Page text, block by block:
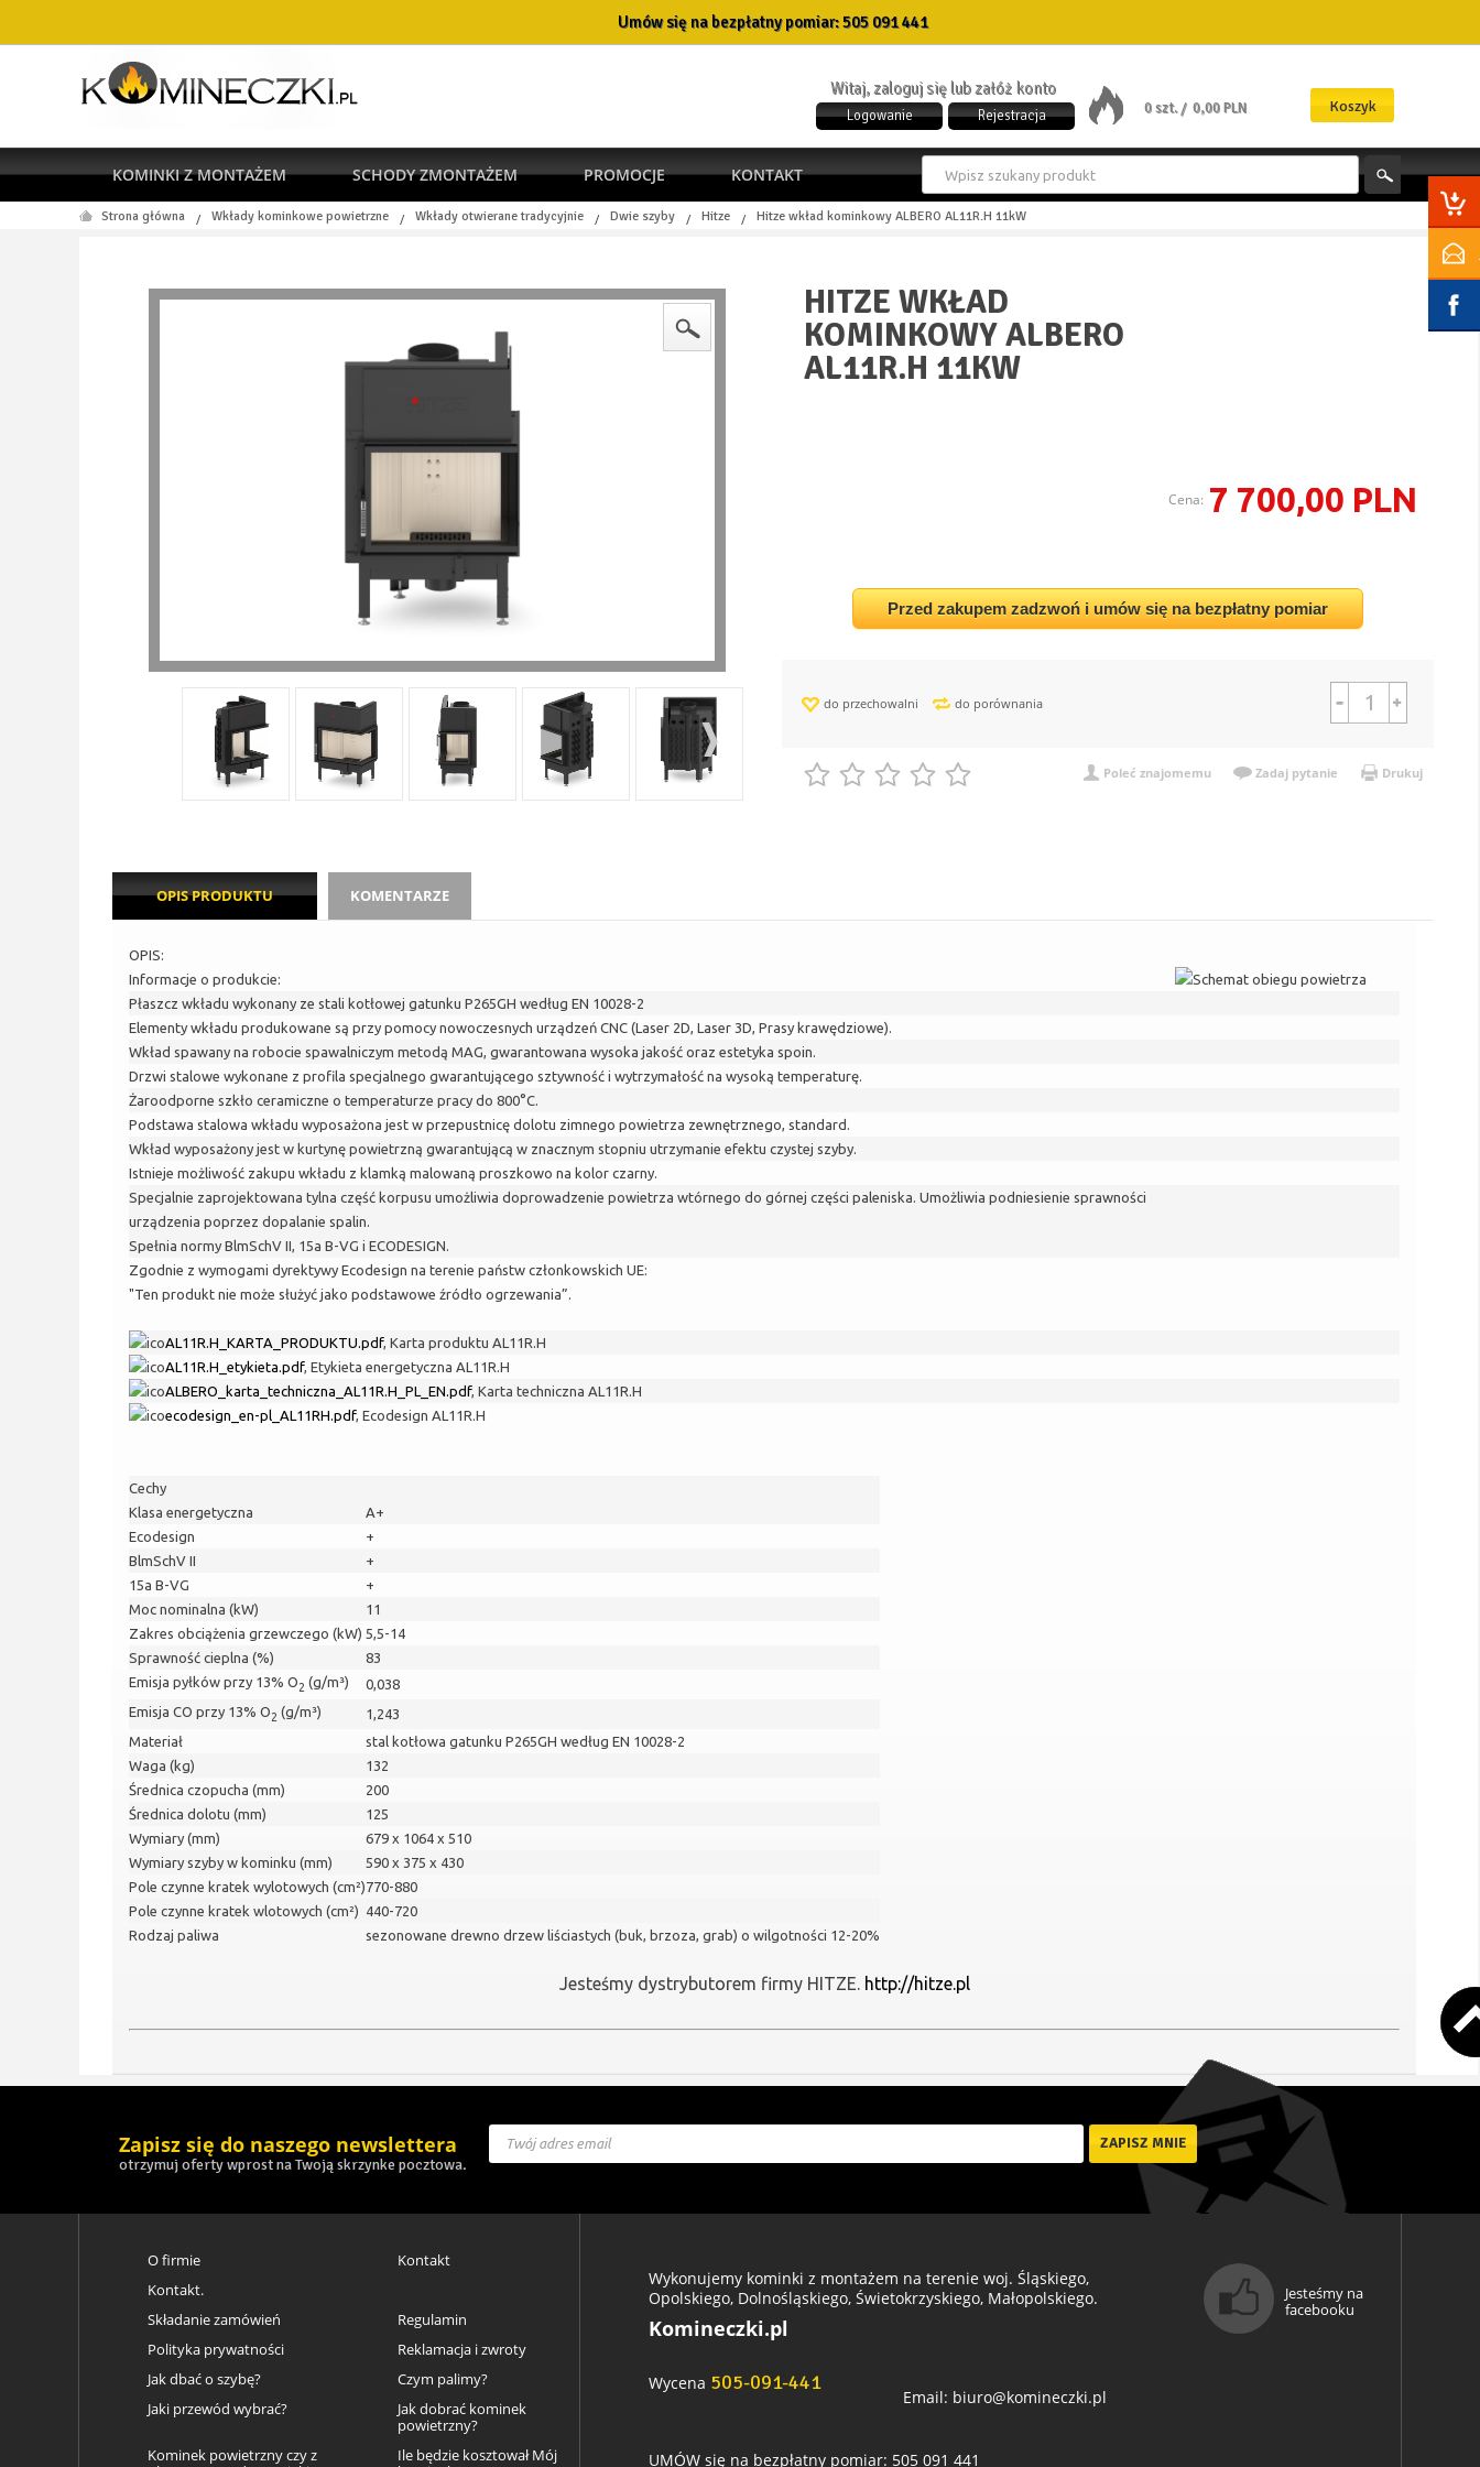
Umów się na bezpłatny pomiar:505 091 441
0 szt. / 0,00 PLN Koszyk
Witaj, zaloguj się lub załóż konto
Rejestracja
Logowanie
KOMINKI Z MONTAŻEM SCHODY ZMONTAŻEM PROMOCJE KONTAKT
RODO
Strona główna / Wkłady kominkowe powietrzne / Wkłady otwierane tradycyjnie / Dwie szyby / Hitze / Hitze wkład kominkowy ALBERO AL11R.H 11kW
HITZE WKŁAD
KOMINKOWY ALBERO
AL11R.H 11KW
Cena: 7 700,00 PLN
Przed zakupem zadzwoń i umów się na bezpłatny pomiar
do przechowalni do porównania
Poleć znajomemu Zadaj pytanie Drukuj
OPIS PRODUKTU KOMENTARZE
OPIS:
Informacje o produkcie:
Płaszcz wkładu wykonany ze stali kotłowej gatunku P265GH według EN 10028-2
Elementy wkładu produkowane są przy pomocy nowoczesnych urządzeń CNC (Laser 2D, Laser 3D, Prasy krawędziowe).
Wkład spawany na robocie spawalniczym metodą MAG, gwarantowana wysoka jakość oraz estetyka spoin.
Drzwi stalowe wykonane z profila specjalnego gwarantującego sztywność i wytrzymałość na wysoką temperaturę.
Żaroodporne szkło ceramiczne o temperaturze pracy do 800°C.
Podstawa stalowa wkładu wyposażona jest w przepustnicę dolotu zimnego powietrza zewnętrznego, standard.
Wkład wyposażony jest w kurtynę powietrzną gwarantującą w znacznym stopniu utrzymanie efektu czystej szyby.
Istnieje możliwość zakupu wkładu z klamką malowaną proszkowo na kolor czarny.
Specjalnie zaprojektowana tylna część korpusu umożliwia doprowadzenie powietrza wtórnego do górnej części paleniska. Umożliwia podniesienie sprawności
urządzenia poprzez dopalanie spalin.
Spełnia normy BlmSchV II, 15a B-VG i ECODESIGN.
Zgodnie z wymogami dyrektywy Ecodesign na terenie państw członkowskich UE:
"Ten produkt nie może służyć jako podstawowe źródło ogrzewania”.
AL11R.H_KARTA_PRODUKTU.pdf, Karta produktu AL11R.H
AL11R.H_etykieta.pdf, Etykieta energetyczna AL11R.H
ALBERO_karta_techniczna_AL11R.H_PL_EN.pdf, Karta techniczna AL11R.H
ecodesign_en-pl_AL11RH.pdf, Ecodesign AL11R.H
Cechy
Klasa energetyczna
A+
Ecodesign
+
BlmSchV II
+
15a B-VG
+
Moc nominalna (kW)
11
Zakres obciążenia grzewczego (kW) 5,5-14
Sprawność cieplna (%)
83
Emisja pyłków przy 13% O2 (g/m³)
0,038
Emisja CO przy 13% O2 (g/m³)
1,243
Materiał
stal kotłowa gatunku P265GH według EN 10028-2
Waga (kg)
132
Średnica czopucha (mm)
200
Średnica dolotu (mm)
125
Wymiary (mm)
679 x 1064 x 510
Wymiary szyby w kominku (mm)
590 x 375 x 430
Pole czynne kratek wylotowych (cm²)770-880
Pole czynne kratek wlotowych (cm²) 440-720
Rodzaj paliwa
sezonowane drewno drzew liściastych (buk, brzoza, grab) o wilgotności 12-20%
Jesteśmy dystrybutorem firmy HITZE. http://hitze.pl
Zapisz się do naszego newslettera
otrzymuj oferty wprost na Twoją skrzynke pocztowa.
O firmie
Kontakt
Kontakt.
Składanie zamówień
Regulamin
Polityka prywatności
Reklamacja i zwroty
Jak dbać o szybę?
Czym palimy?
Jaki przewód wybrać?
Jak dobrać kominek
powietrzny?
Kominek powietrzny czy z
Ile będzie kosztował Mój
Wykonujemy kominki z montażem na terenie woj. Śląskiego,
Opolskiego, Dolnośląskiego, Świetokrzyskiego, Małopolskiego.
Komineczki.pl
Wycena 505-091-441
Email: biuro@komineczki.pl
UMÓW się na bezpłatny pomiar: 505 091 441
Jesteśmy na
facebooku